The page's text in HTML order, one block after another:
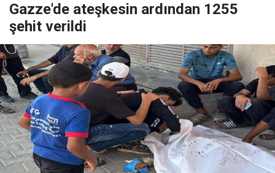
Gazze'de ateşkesin ardından 1255
şehit verildi